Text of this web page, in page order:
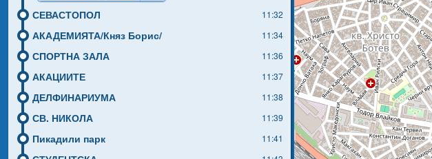
СЕВАСТОПОЛ
11:32
АКАДЕМИЯТА/Княз Борис/ 11:34
СПОРТНА ЗАЛА 11:36
АКАЦИИТЕ 11:37
ДЕЛФИНАРИУМА 11:38
СВ. НИКОЛА 11:39
Пикадили парк 11:41